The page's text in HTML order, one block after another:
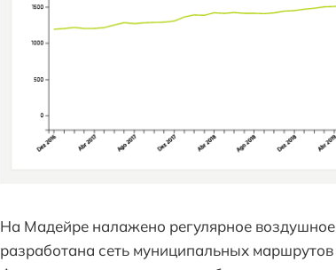
На Мадейре налажено регулярное
разработана сеть муниципальных